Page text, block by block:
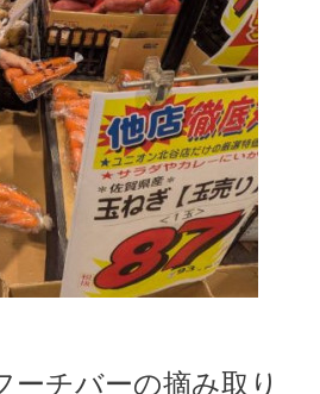
ーチバーの摘み取り